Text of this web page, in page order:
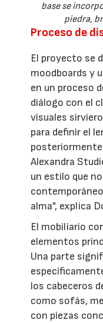
base se
piedra,
Proceso de
El proyecto se
moodboards y
en un proceso
diálogo con el
visuales
para definir el
Alexandra
un estilo que
alma", explica
El mobiliario
elementos
Una parte
los cabeceros
como sofás,
con piezas